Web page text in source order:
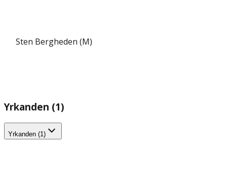
Sten Bergheden (M)
Yrkanden (1)
Yrkanden (1)